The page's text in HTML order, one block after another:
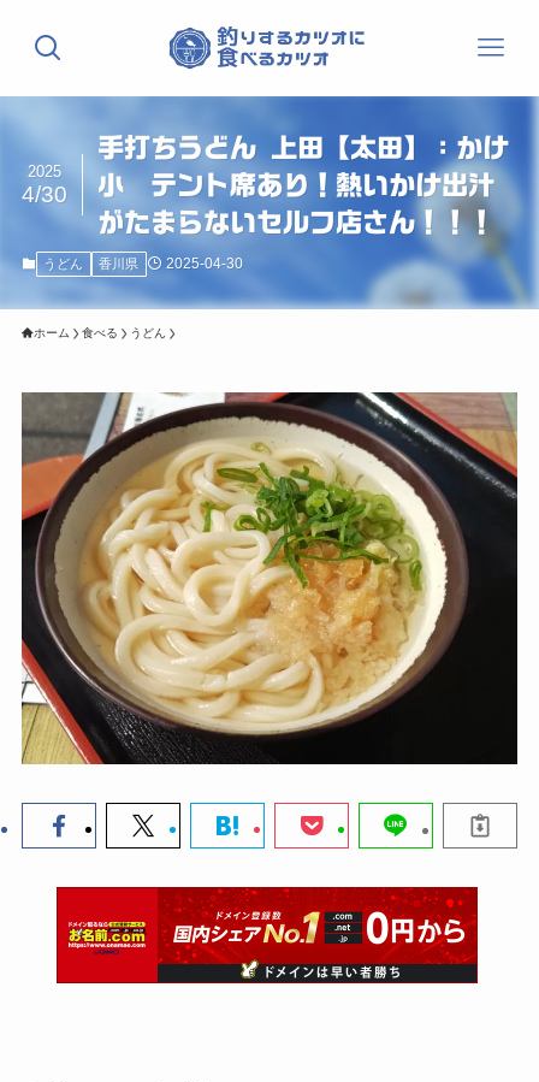
手打ちうどん 上田【太田】：かけ
小 テント席あり！熱いかけ出汁
がたまらないセルフ店さん！！！
2025
4/30
うどん 香川県 2025-04-30
ホーム 食べる うどん